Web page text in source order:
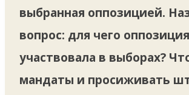
выбранная оппозицией.
вопрос: для чего
участвовала в выборах?
мандаты и просиживать